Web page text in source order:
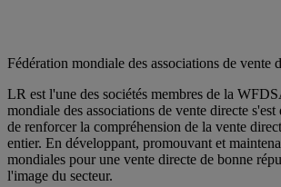
Fédération mondiale des associations de
LR est l'une des sociétés membres de la
mondiale des associations de vente directe
de renforcer la compréhension de la vente
entier. En développant, promouvant et
mondiales pour une vente directe de bonne
l'image du secteur.